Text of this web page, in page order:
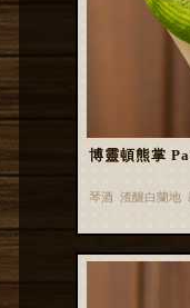
博靈頓熊掌
琴酒 渣釀白蘭地